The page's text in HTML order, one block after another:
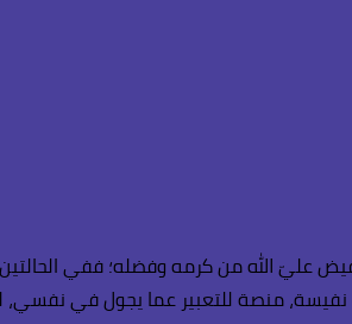
عليّ الله من كرمه وفضله؛ ففي الحالتين
منصة للتعبير عما يجول في